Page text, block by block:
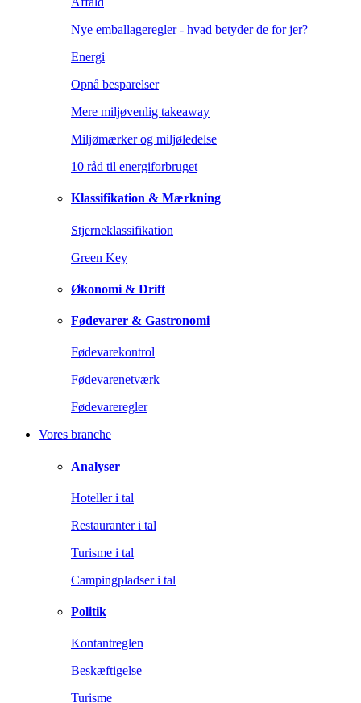
Nye emballageregler - hvad betyder de for jer?
Energi
Opnå besparelser
Mere miljøvenlig takeaway
Miljømærker og miljøledelse
10 råd til energiforbruget
Klassifikation & Mærkning
Stjerneklassifikation
Green Key
Økonomi & Drift
Fødevarer & Gastronomi
Fødevarekontrol
Fødevarenetværk
Fødevareregler
Vores branche
Analyser
Hoteller i tal
Restauranter i tal
Turisme i tal
Campingpladser i tal
Politik
Kontantreglen
Beskæftigelse
Turisme